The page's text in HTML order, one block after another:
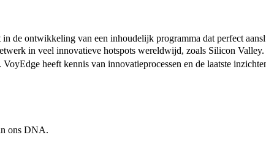
de ontwikkeling van een inhoudelijk programma dat perfect
in veel innovatieve hotspots wereldwijd, zoals Silicon Valley.
heeft kennis van innovatieprocessen en de laatste
ons DNA.